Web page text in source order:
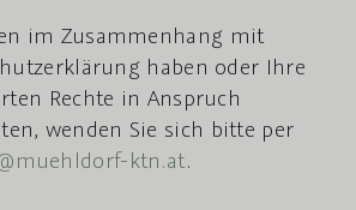
im Zusammenhang mit
haben oder Ihre
Rechte in Anspruch
wenden Sie sich bitte per
ktn.at.